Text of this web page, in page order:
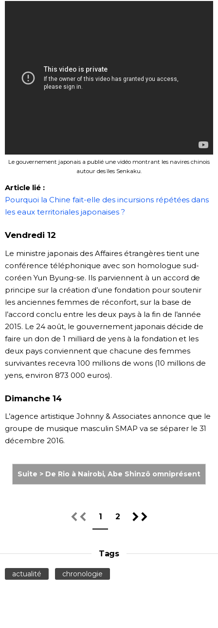
Le gouvernement japonais a publié une vidéo montrant les navires chinois
autour des îles Senkaku.
Article lié :
Pourquoi la Chine fait-elle des incursions répétées dans
les eaux territoriales japonaises ?
Vendredi 12
Le ministre japonais des Affaires étrangères tient une
conférence téléphonique avec son homologue sud-
coréen Yun Byung-se. Ils parviennent à un accord de
principe sur la création d’une fondation pour soutenir
les anciennes femmes de réconfort, sur la base de
l’accord conclu entre les deux pays à la fin de l’année
2015. Le 24 août, le gouvernement japonais décide de
faire un don de 1 milliard de yens à la fondation et les
deux pays conviennent que chacune des femmes
survivantes recevra 100 millions de wons (10 millions de
yens, environ 873 000 euros).
Dimanche 14
L’agence artistique Johnny & Associates annonce que le
groupe de musique masculin SMAP va se séparer le 31
décembre 2016.
Suite > De Rio à Nairobi, Abe Shinzô omniprésent
1 2
Tags
actualité chronologie